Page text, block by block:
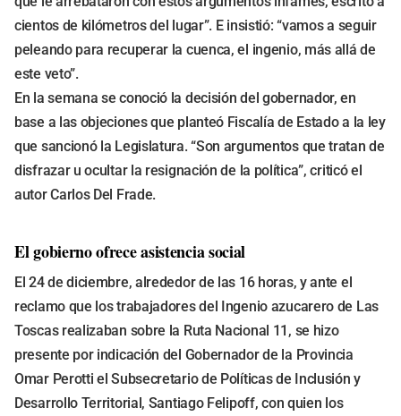
cientos de kilómetros del lugar”. E insistió: “vamos a seguir
peleando para recuperar la cuenca, el ingenio, más allá de
este veto”.
En la semana se conoció la decisión del gobernador, en
base a las objeciones que planteó Fiscalía de Estado a la ley
que sancionó la Legislatura. “Son argumentos que tratan de
disfrazar u ocultar la resignación de la política”, criticó el
autor Carlos Del Frade.
El gobierno ofrece asistencia social
El 24 de diciembre, alrededor de las 16 horas, y ante el
reclamo que los trabajadores del Ingenio azucarero de Las
Toscas realizaban sobre la Ruta Nacional 11, se hizo
presente por indicación del Gobernador de la Provincia
Omar Perotti el Subsecretario de Políticas de Inclusión y
Desarrollo Territorial, Santiago Felipoff, con quien los